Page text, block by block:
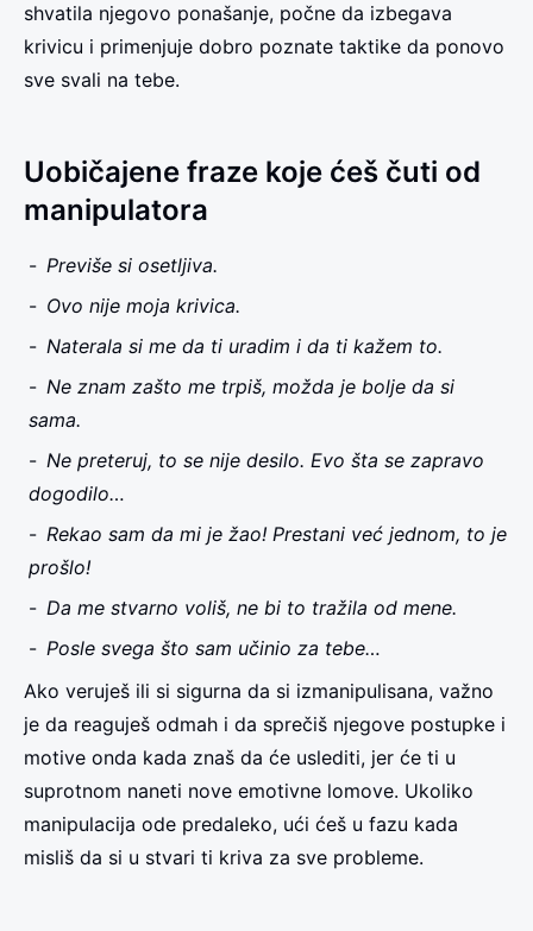
shvatila njegovo ponašanje, počne da izbegava
krivicu i primenjuje dobro poznate taktike da ponovo
sve svali na tebe.
Uobičajene fraze koje ćeš čuti od
manipulatora
Previše si osetljiva.
Ovo nije moja krivica.
Naterala si me da ti uradim i da ti kažem to.
Ne znam zašto me trpiš, možda je bolje da si
sama.
Ne preteruj, to se nije desilo. Evo šta se zapravo
dogodilo…
Rekao sam da mi je žao! Prestani već jednom, to je
prošlo!
Da me stvarno voliš, ne bi to tražila od mene.
Posle svega što sam učinio za tebe…
Ako veruješ ili si sigurna da si izmanipulisana, važno
je da reaguješ odmah i da sprečiš njegove postupke i
motive onda kada znaš da će uslediti, jer će ti u
suprotnom naneti nove emotivne lomove. Ukoliko
manipulacija ode predaleko, ući ćeš u fazu kada
misliš da si u stvari ti kriva za sve probleme.